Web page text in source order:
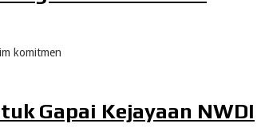
komitmen
Gapai Kejayaan NWDI